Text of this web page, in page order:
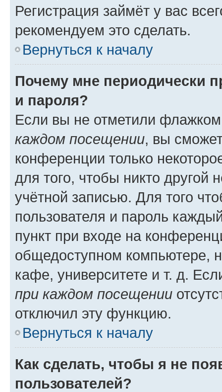
Регистрация займёт у вас
рекомендуем это сделать.
Вернуться к началу
Почему мне периодически
и пароля?
Если вы не отметили
каждом посещении, вы
конференции только
для того, чтобы никто другой
учётной записью. Для того
пользователя и пароль
пункт при входе на
общедоступном компьютере,
кафе, университете и т. д.
при каждом посещении
отключил эту функцию.
Вернуться к началу
Как сделать, чтобы я не
пользователей?